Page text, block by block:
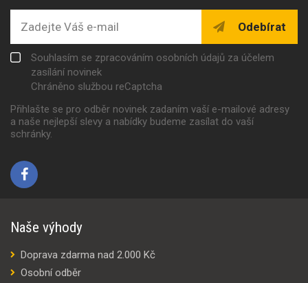
Odebírat
Souhlasím se zpracováním osobních údajů za účelem
zasílání novinek
Chráněno službou reCaptcha
Přihlašte se pro odběr novinek zadaním vaší e-mailové adresy
a naše nejlepší slevy a nabídky budeme zasílat do vaší
schránky.
Naše výhody
Doprava zdarma nad 2.000 Kč
Osobní odběr